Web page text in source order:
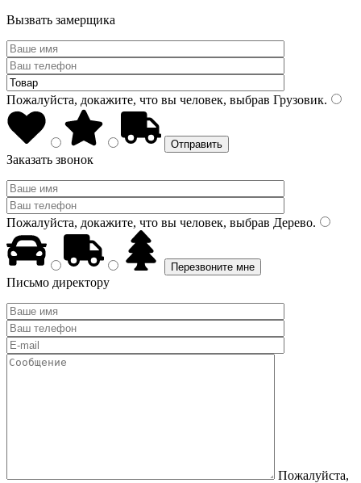
Вызвать замерщика
Пожалуйста, докажите, что вы человек, выбрав Грузовик.
Заказать звонок
Пожалуйста, докажите, что вы человек, выбрав Дерево.
Письмо директору
Пожалуйста,